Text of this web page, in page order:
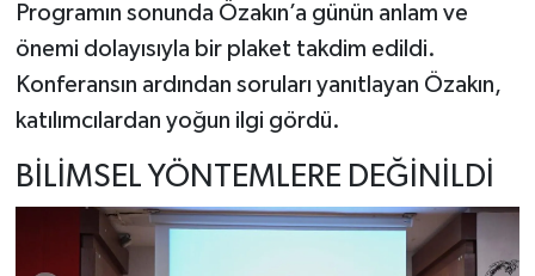
Programın sonunda Özakın’a günün anlam ve
önemi dolayısıyla bir plaket takdim edildi.
Konferansın ardından soruları yanıtlayan Özakın,
katılımcılardan yoğun ilgi gördü.
BİLİMSEL YÖNTEMLERE DEĞİNİLDİ